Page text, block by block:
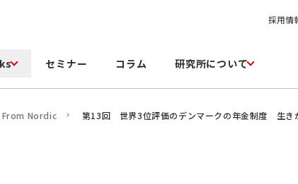
採用情
セミナー コラム 研究所について
Nordic 第13回 世界3位評価のデンマークの年金制度 生き